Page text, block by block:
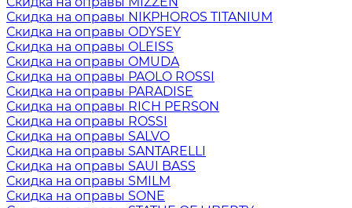
Скидка на оправы NIKPHOROS TITANIUM
Скидка на оправы ODYSEY
Скидка на оправы OLEISS
Скидка на оправы OMUDA
Скидка на оправы PAOLO ROSSI
Скидка на оправы PARADISE
Скидка на оправы RICH PERSON
Скидка на оправы ROSSI
Скидка на оправы SALVO
Скидка на оправы SANTARELLI
Скидка на оправы SAUI BASS
Скидка на оправы SMILM
Скидка на оправы SONE